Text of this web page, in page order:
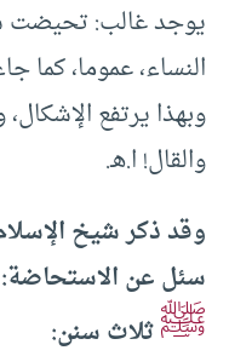
يوجد غالب: تحيضت
النساء، عموما، كما
وبهذا يرتفع
والقال! ا.هـ.
وقد ذكر شيخ
سئل عن
ﷺثلاث سنن: